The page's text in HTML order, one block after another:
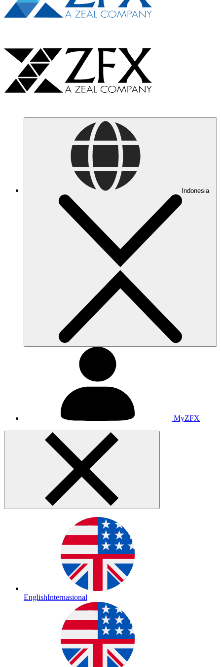
Indonesia
MyZFX
EnglishInternasional